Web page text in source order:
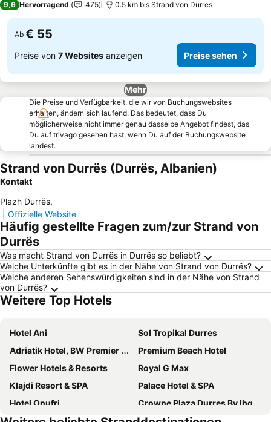
9,6 Hervorragend 475 0.5 km bis Strand von Durrës
Ab € 55
Preise von 7 Websites anzeigen Preise sehen
Mehr
Die Preise und Verfügbarkeit, die wir von Buchungswebsites
erhalten, ändern sich laufend. Das bedeutet, dass Du
möglicherweise nicht immer genau dasselbe Angebot findest, das
Du auf trivago gesehen hast, wenn Du auf der Buchungswebsite
landest.
Strand von Durrës (Durrës, Albanien)
Kontakt
Plazh Durrës,
Offizielle Website
Häufig gestellte Fragen zum/zur Strand von
Durrës
Was macht Strand von Durrës in Durrës so beliebt?
Welche Unterkünfte gibt es in der Nähe von Strand von Durrës?
Welche anderen Sehenswürdigkeiten sind in der Nähe von Strand
von Durrës?
Weitere Top Hotels
Hotel Ani
Sol Tropikal Durres
Adriatik Hotel, BW Premier Collection
Premium Beach Hotel
Flower Hotels & Resorts
Royal G Max
Klajdi Resort & SPA
Palace Hotel & SPA
Hotel Onufri
Crowne Plaza Durres By Ihg